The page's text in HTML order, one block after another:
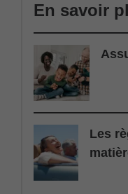
En savoir
Les